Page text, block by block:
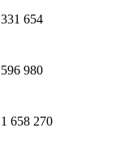
331 654
596 980
1 658 270